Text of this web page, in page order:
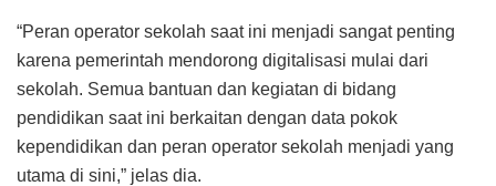
“Peran operator sekolah saat ini menjadi sangat penting
karena pemerintah mendorong digitalisasi mulai dari
sekolah. Semua bantuan dan kegiatan di bidang
pendidikan saat ini berkaitan dengan data pokok
kependidikan dan peran operator sekolah menjadi yang
utama di sini,” jelas dia.